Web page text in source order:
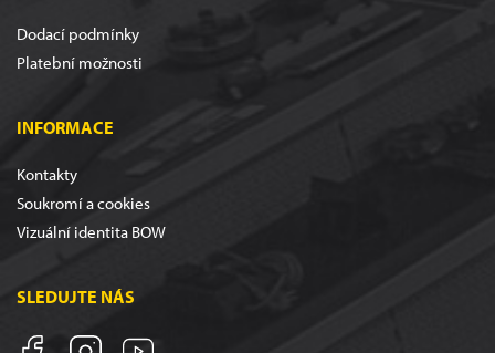
Dodací podmínky
Platební možnosti
INFORMACE
Kontakty
Soukromí a cookies
Vizuální identita BOW
SLEDUJTE NÁS